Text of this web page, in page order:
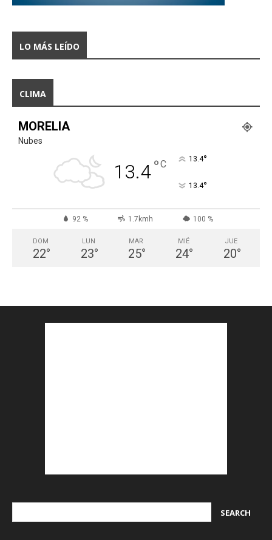
LO MÁS LEÍDO
CLIMA
MORELIA
Nubes
13.4°C 13.4°
13.4°
92 % 1.7kmh 100 %
DOM
22°
LUN
23°
MAR
25°
MIÉ
24°
JUE
20°